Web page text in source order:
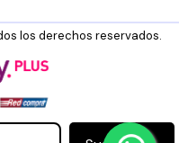
los derechos reservados.